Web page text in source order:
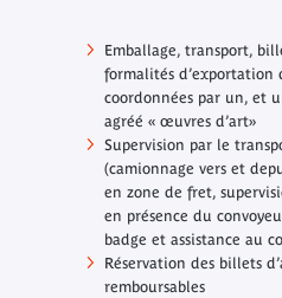
Emballage, transport,
formalités d’exportation
coordonnées par un, et
agréé « œuvres d’art»
Supervision par le
(camionnage vers et
en zone de fret,
en présence du
badge et assistance au
Réservation des billets
remboursables